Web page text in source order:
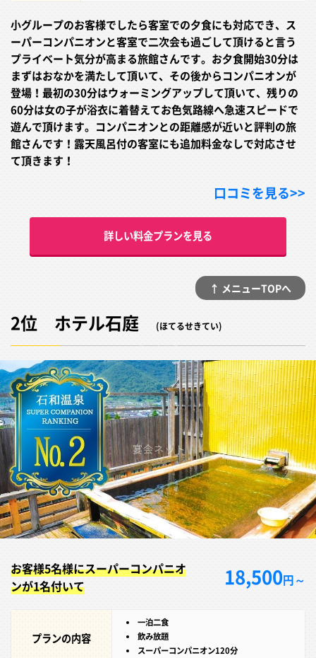
小グループのお客様でしたら客室での夕食にも対応でき、ス
ーパーコンパニオンと客室で二次会も過ごして頂けると言う
プライベート気分が高まる旅館さんです。お夕食開始30分は
まずはおなかを満たして頂いて、その後からコンパニオンが
登場！最初の30分はウォーミングアップして頂いて、残りの
60分は女の子が浴衣に着替えてお色気路線へ急速スピードで
遊んで頂けます。コンパニオンとの距離感が近いと評判の旅
館さんです！露天風呂付の客室にも追加料金なしで対応させ
て頂きます！
口コミを見る>>
詳しい料金プランを見る
↑ メニューTOPへ
2位 ホテル石庭 (ほてるせきてい)
お客様5名様にスーパーコンパニオ
ンが1名付いて
18,500円～
プランの内容
一泊二食
飲み放題
スーパーコンパニオン120分